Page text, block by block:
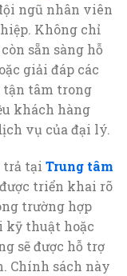
ngũ nhân viên
Không chỉ
sẵn sàng hỗ
giải đáp các
tận tâm trong
khách hàng
vụ của đại lý.
trả tại Trung tâm
triển khai rõ
trường hợp
kỹ thuật hoặc
sẽ được hỗ trợ
Chính sách này